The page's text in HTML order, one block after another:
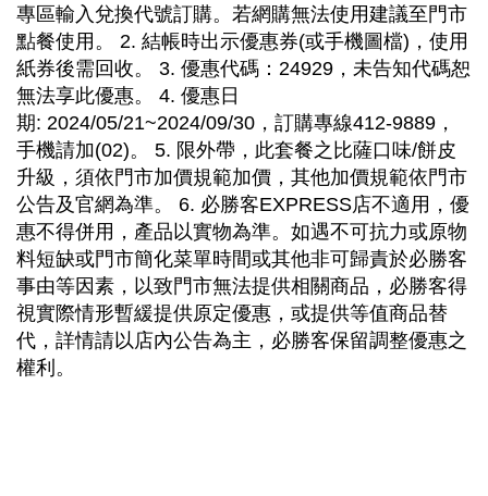
專區輸入兌換代號訂購。若網購無法使用建議至門市
點餐使用。 2. 結帳時出示優惠券(或手機圖檔)，使用
紙券後需回收。 3. 優惠代碼：24929，未告知代碼恕
無法享此優惠。 4. 優惠日
期: 2024/05/21~2024/09/30，訂購專線412-9889，
手機請加(02)。 5. 限外帶，此套餐之比薩口味/餅皮
升級，須依門市加價規範加價，其他加價規範依門市
公告及官網為準。 6. 必勝客EXPRESS店不適用，優
惠不得併用，產品以實物為準。如遇不可抗力或原物
料短缺或門市簡化菜單時間或其他非可歸責於必勝客
事由等因素，以致門市無法提供相關商品，必勝客得
視實際情形暫緩提供原定優惠，或提供等值商品替
代，詳情請以店內公告為主，必勝客保留調整優惠之
權利。